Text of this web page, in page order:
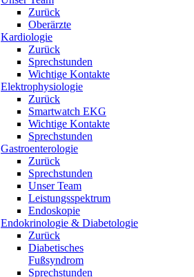
Zurück
Oberärzte
Kardiologie
Zurück
Sprechstunden
Wichtige Kontakte
Elektrophysiologie
Zurück
Smartwatch EKG
Wichtige Kontakte
Sprechstunden
Gastroenterologie
Zurück
Sprechstunden
Unser Team
Leistungsspektrum
Endoskopie
Endokrinologie & Diabetologie
Zurück
Diabetisches
Fußsyndrom
Sprechstunden